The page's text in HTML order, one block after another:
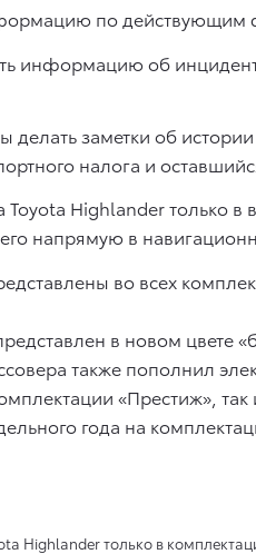
по действующим
информацию об
делать заметки об
налога и
Toyota Highlander только
напрямую в
во всех
в новом цвете
также пополнил
«Престиж», так
года на
Highlander только в